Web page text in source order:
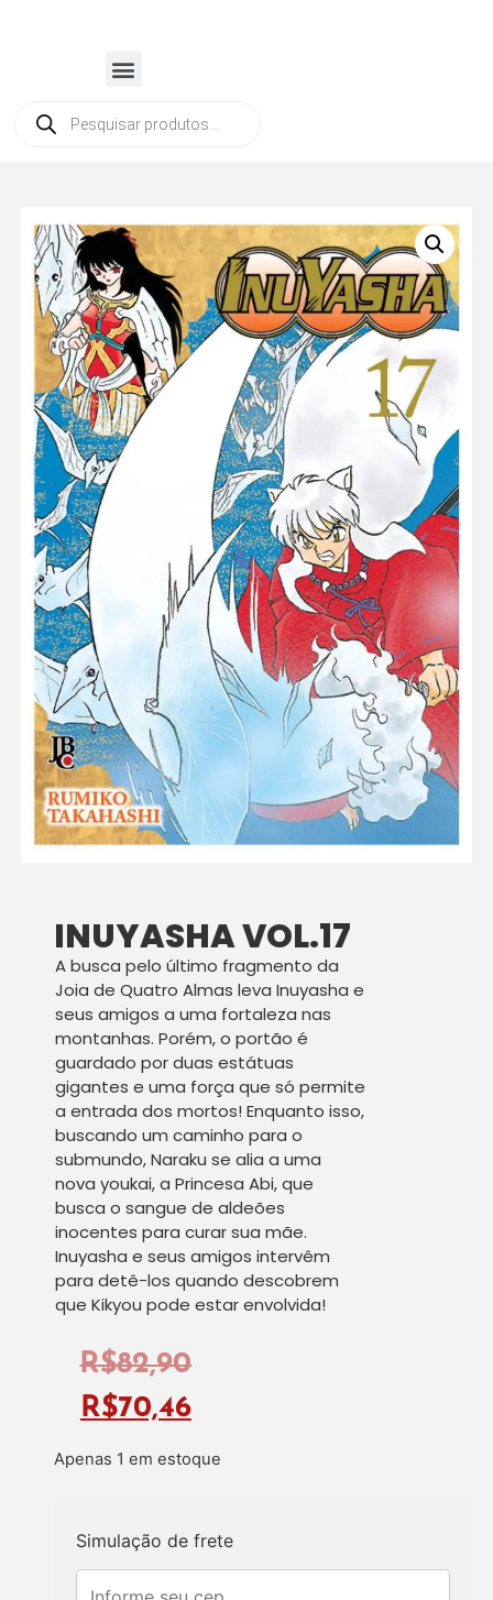
INUYASHA VOL.17
A busca pelo último fragmento da
Joia de Quatro Almas leva Inuyasha e
seus amigos a uma fortaleza nas
montanhas. Porém, o portão é
guardado por duas estátuas
gigantes e uma força que só permite
a entrada dos mortos! Enquanto isso,
buscando um caminho para o
submundo, Naraku se alia a uma
nova youkai, a Princesa Abi, que
busca o sangue de aldeões
inocentes para curar sua mãe.
Inuyasha e seus amigos intervêm
para detê-los quando descobrem
que Kikyou pode estar envolvida!
R$82,90
R$70,46
Apenas 1 em estoque
Simulação de frete